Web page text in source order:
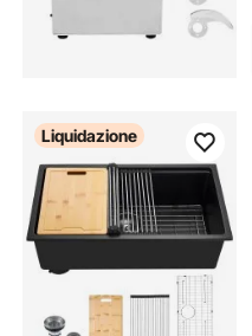
Liquidazione